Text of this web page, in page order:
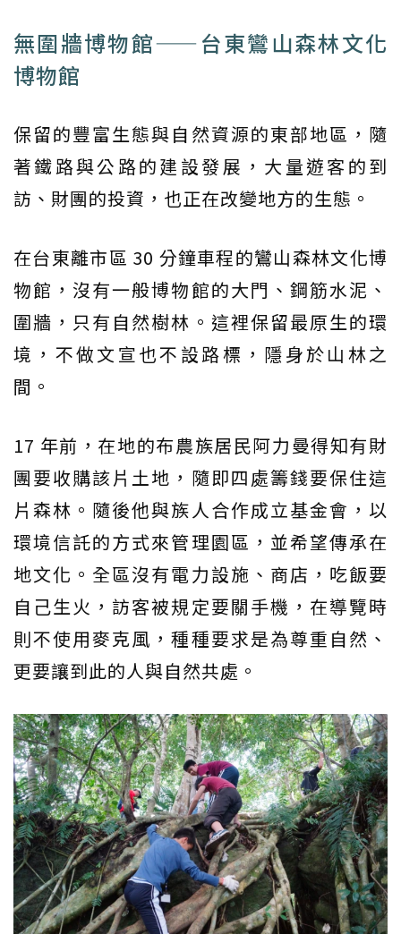
無圍牆博物館——台東鸞山森林文化
博物館
保留的豐富生態與自然資源的東部地區，隨
著鐵路與公路的建設發展，大量遊客的到
訪、財團的投資，也正在改變地方的生態。
在台東離市區 30 分鐘車程的鸞山森林文化博
物館，沒有一般博物館的大門、鋼筋水泥、
圍牆，只有自然樹林。這裡保留最原生的環
境，不做文宣也不設路標，隱身於山林之
間。
17 年前，在地的布農族居民阿力曼得知有財
團要收購該片土地，隨即四處籌錢要保住這
片森林。隨後他與族人合作成立基金會，以
環境信託的方式來管理園區，並希望傳承在
地文化。全區沒有電力設施、商店，吃飯要
自己生火，訪客被規定要關手機，在導覽時
則不使用麥克風，種種要求是為尊重自然、
更要讓到此的人與自然共處。